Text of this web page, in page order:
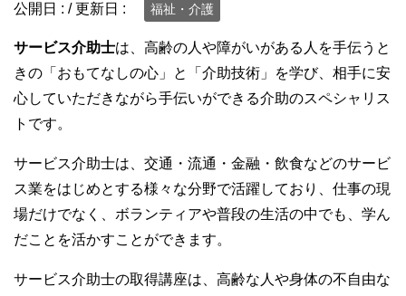
公開日 : / 更新日 : 福祉・介護
サービス介助士は、高齢の人や障がいがある人を手伝うと
きの「おもてなしの心」と「介助技術」を学び、相手に安
心していただきながら手伝いができる介助のスペシャリス
トです。
サービス介助士は、交通・流通・金融・飲食などのサービ
ス業をはじめとする様々な分野で活躍しており、仕事の現
場だけでなく、ボランティアや普段の生活の中でも、学ん
だことを活かすことができます。
サービス介助士の取得講座は、高齢な人や身体の不自由な